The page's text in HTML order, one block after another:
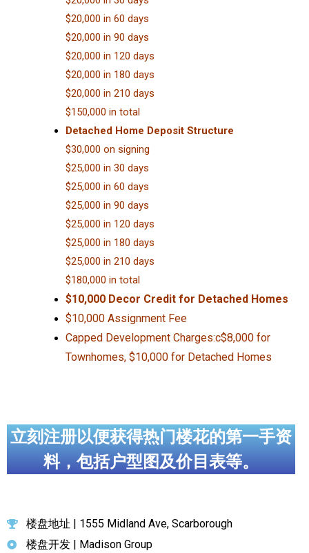
$20,000 in 60 days
$20,000 in 90 days
$20,000 in 120 days
$20,000 in 180 days
$20,000 in 210 days
$150,000 in total
Detached Home Deposit Structure
$30,000 on signing
$25,000 in 30 days
$25,000 in 60 days
$25,000 in 90 days
$25,000 in 120 days
$25,000 in 180 days
$25,000 in 210 days
$180,000 in total
$10,000 Decor Credit for Detached Homes
$10,000 Assignment Fee
Capped Development Charges:c$8,000 for
Townhomes, $10,000 for Detached Homes
立刻注册以便获得热门楼花的第一手资
料，包括户型图及价目表等。
楼盘地址 | 1555 Midland Ave, Scarborough
楼盘开发 | Madison Group